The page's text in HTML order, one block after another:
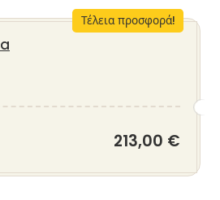
Τέλεια προσφορά!
213,00 €